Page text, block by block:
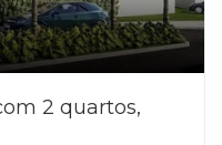
2 quartos,